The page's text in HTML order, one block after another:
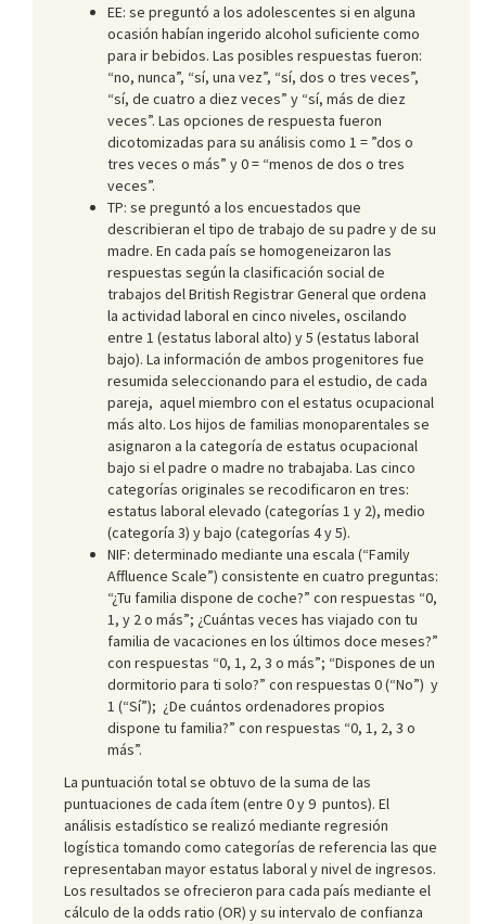
EE: se preguntó a los adolescentes si en alguna
ocasión habían ingerido alcohol suficiente como
para ir bebidos. Las posibles respuestas fueron:
“no, nunca”, “sí, una vez”, “sí, dos o tres veces”,
“sí, de cuatro a diez veces” y “sí, más de diez
veces”. Las opciones de respuesta fueron
dicotomizadas para su análisis como 1 = ”dos o
tres veces o más” y 0 = “menos de dos o tres
veces”.
TP: se preguntó a los encuestados que
describieran el tipo de trabajo de su padre y de su
madre. En cada país se homogeneizaron las
respuestas según la clasificación social de
trabajos del British Registrar General que ordena
la actividad laboral en cinco niveles, oscilando
entre 1 (estatus laboral alto) y 5 (estatus laboral
bajo). La información de ambos progenitores fue
resumida seleccionando para el estudio, de cada
pareja, aquel miembro con el estatus ocupacional
más alto. Los hijos de familias monoparentales se
asignaron a la categoría de estatus ocupacional
bajo si el padre o madre no trabajaba. Las cinco
categorías originales se recodificaron en tres:
estatus laboral elevado (categorías 1 y 2), medio
(categoría 3) y bajo (categorías 4 y 5).
NIF: determinado mediante una escala (“Family
Affluence Scale”) consistente en cuatro preguntas:
“¿Tu familia dispone de coche?” con respuestas “0,
1, y 2 o más”; ¿Cuántas veces has viajado con tu
familia de vacaciones en los últimos doce meses?”
con respuestas “0, 1, 2, 3 o más”; “Dispones de un
dormitorio para ti solo?” con respuestas 0 (“No”) y
1 (“Sí”); ¿De cuántos ordenadores propios
dispone tu familia?” con respuestas “0, 1, 2, 3 o
más”.
La puntuación total se obtuvo de la suma de las
puntuaciones de cada ítem (entre 0 y 9 puntos). El
análisis estadístico se realizó mediante regresión
logística tomando como categorías de referencia las que
representaban mayor estatus laboral y nivel de ingresos.
Los resultados se ofrecieron para cada país mediante el
cálculo de la odds ratio (OR) y su intervalo de confianza